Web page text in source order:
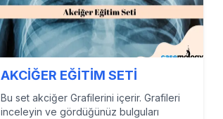
AKCİĞER EĞİTİM SETİ
Bu set akciğer Grafilerini içerir. Grafileri
inceleyin ve gördüğünüz bulguları